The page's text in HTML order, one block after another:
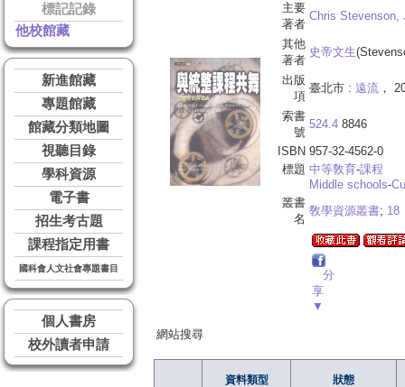
標記記錄
他校館藏
新進館藏
專題館藏
館藏分類地圖
視聽目錄
學科資源
電子書
招生考古題
課程指定用書
國科會人文社會專題書目
個人書房
校外讀者申請
主要
著者
Chris Stevenson,
其他
著者
史帝文生
出版
項
臺北市 : 遠流 ，
索書
號
524.4 8846
ISBN 957-32-4562-0
標題 中等敎育-課程
Middle schools-
叢書
名
敎學資源叢書; 18
分
享
▼
網站搜尋
資料類型 狀態